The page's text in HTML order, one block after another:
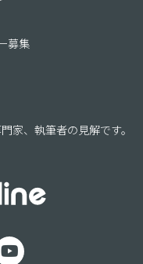
募集
家、執筆者の見解です。